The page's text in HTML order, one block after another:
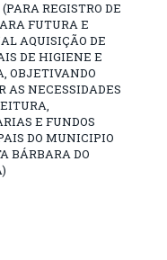
REGISTRO DE
FUTURA E
AQUISIÇÃO DE
DE HIGIENE E
OBJETIVANDO
AS NECESSIDADES
E FUNDOS
DO MUNICIPIO
BÁRBARA DO